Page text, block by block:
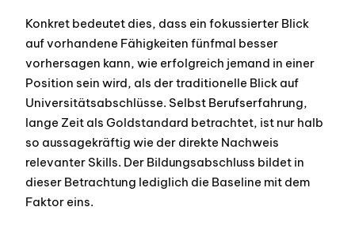
Konkret bedeutet dies, dass ein fokussierter Blick
auf vorhandene Fähigkeiten fünfmal besser
vorhersagen kann, wie erfolgreich jemand in einer
Position sein wird, als der traditionelle Blick auf
Universitätsabschlüsse. Selbst Berufserfahrung,
lange Zeit als Goldstandard betrachtet, ist nur halb
so aussagekräftig wie der direkte Nachweis
relevanter Skills. Der Bildungsabschluss bildet in
dieser Betrachtung lediglich die Baseline mit dem
Faktor eins.